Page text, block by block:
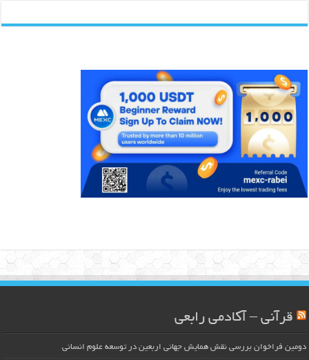
قرآنی – آکادمی رابعی
دومین فراخوان بررسی نقش همایش جهانی اربعین در توسعه علوم انسانی